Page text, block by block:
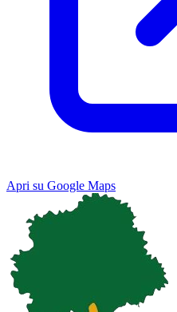
Apri su Google Maps
Map Satellite
Keyboard shortcuts